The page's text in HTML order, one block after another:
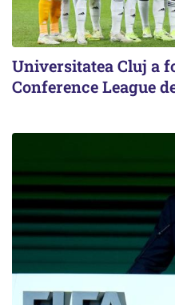
Universitatea Cluj a
Conference League